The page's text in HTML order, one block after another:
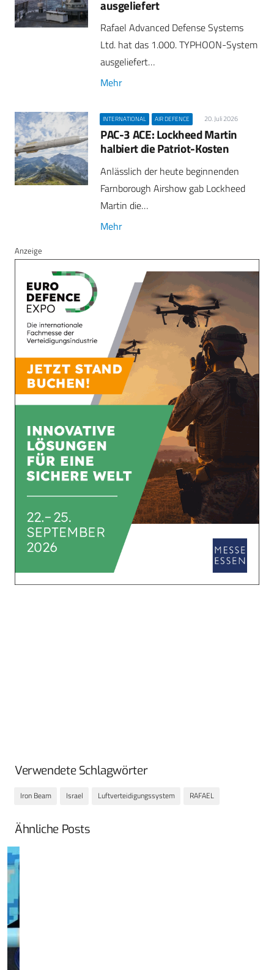
ausgeliefert
Rafael Advanced Defense Systems
Ltd. hat das 1.000. TYPHOON-System
ausgeliefert…
Mehr
INTERNATIONAL AIR DEFENCE 20. Juli 2026
PAC-3 ACE: Lockheed Martin
halbiert die Patriot-Kosten
Anlässlich der heute beginnenden
Farnborough Airshow gab Lockheed
Martin die…
Mehr
Anzeige
Verwendete Schlagwörter
Iron Beam Israel Luftverteidigungssystem RAFAEL
Ähnliche Posts